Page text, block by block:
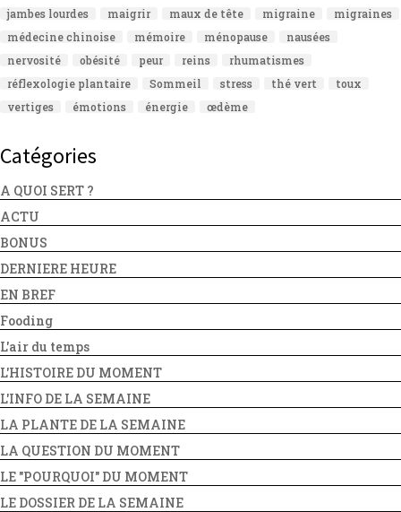
jambes lourdes
maigrir maux de tête migraine
migraines
médecine chinoise
mémoire ménopause
nausées
nervosité
obésité peur reins
rhumatismes
réflexologie plantaire
Sommeil stress thé vert
toux
vertiges
émotions énergie œdème
Catégories
A QUOI SERT ?
ACTU
BONUS
DERNIERE HEURE
EN BREF
Fooding
L'air du temps
L'HISTOIRE DU MOMENT
L'INFO DE LA SEMAINE
LA PLANTE DE LA SEMAINE
LA QUESTION DU MOMENT
LE "POURQUOI" DU MOMENT
LE DOSSIER DE LA SEMAINE